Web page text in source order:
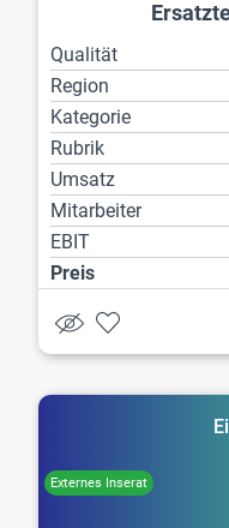
Qualität
Region
Kategorie
Rubrik
Umsatz
Mitarbeiter
EBIT
Preis